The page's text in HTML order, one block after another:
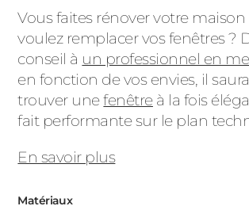
Vous faites rénover votre
voulez remplacer vos fenêtres ?
conseil à un professionnel en
en fonction de vos envies, il
trouver unefenêtreà la fois
fait performante sur le plan
En savoir plus
Matériaux
BOIS
PORTES D’ENTRÉELES INTEMPORELLES
LES LUMINEUSES
VOLETS ROULANTS
PERGOLAS
PORTAILS ET PORTILLONS